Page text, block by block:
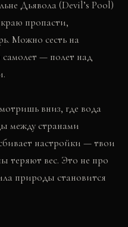
Дьявола (Devil’s Pool)
пропасти,
Можно сесть на
— полет над
вниз, где вода
между странами
настройки — твои
теряют вес. Это не про
природы становится